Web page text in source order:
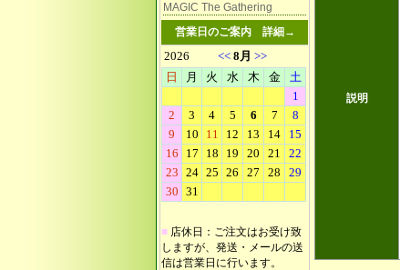
MAGIC The Gathering
営業日のご案内 詳細→
■ 店休日：ご注文はお受け致
しますが、発送・メールの送
信は営業日に行います。
説明